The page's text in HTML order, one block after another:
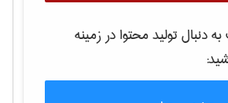
تولید محتوا در زمینه